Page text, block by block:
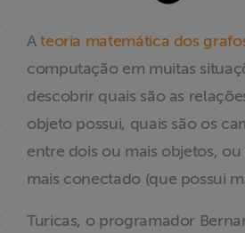
Ateoria matemática dos
computação em muitas
descobrir quais são as
objeto possui, quais são os
entre dois ou mais objetos,
mais conectado (que possui
Turicas, o programador